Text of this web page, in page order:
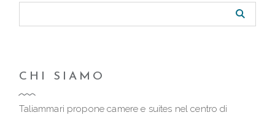
CHI SIAMO
Taliammari propone camere e suites nel centro di